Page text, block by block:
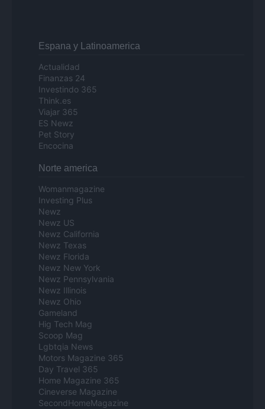
Espana y Latinoamerica
Actualidad
Finanzas 24
Investindo 365
Think.es
Viajar 365
ES Newz
Pet Story
Encocina
Norte america
Womanmagazine
Investing Plus
Newz
Newz US
Newz California
Newz Texas
Newz Florida
Newz New York
Newz Pennsylvania
Newz Illinois
Newz Ohio
Gameland
Hig Tech Mag
Scoop Mag
Lgbtqia News
Motors Magazine 365
Day Travel 365
Home Magazine 365
Cineverse Magazine
SecondHomeMagazine